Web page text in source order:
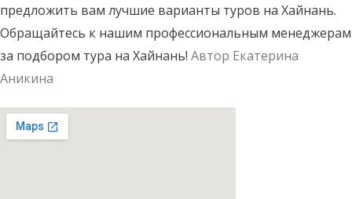
предложить вам лучшие варианты туров на Хайнань.
Обращайтесь к нашим профессиональным менеджерам
за подбором тура на Хайнань! Автор Екатерина
Аникина